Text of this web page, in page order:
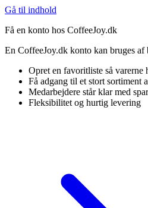
Gå til indhold
Få en konto hos CoffeeJoy.dk
En CoffeeJoy.dk konto kan bruges af
Opret en favoritliste så
Få adgang til et stort sortiment
Medarbejdere står klar med
Fleksibilitet og hurtig levering